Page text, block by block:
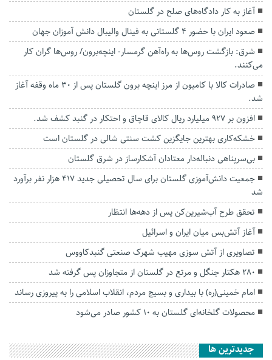
آغاز به کار دادگاه‌های صلح در گلستان
صعود ایران با حضور ۴ گلستانی به فینال والیبال دانش آموزان جهان
شرق: بازگشت روس‌ها به راه‌آهن گرمسار- اینچه‌برون/ روس‌ها گران کار
می‌کنند.
صادرات کالا با کامیون از مرز اینچه برون گلستان پس از ۳۰ ماه وقفه آغاز
شد.
افزون بر ۹۲۷ میلیارد ریال کالای قاچاق و احتکار در گنبد کشف شد.
خشکه‌کاری بهترین جایگزین کشت سنتی شالی در گلستان است
بی‌سرپناهی دنباله‌دار معتادان آشکارساز در شرق گلستان
جمعیت دانش‌آموزی گلستان برای سال تحصیلی جدید ۴۱۷ هزار نفر برآورد
شد
تحقق طرح آب‌شیرین‌کن پس از دهه‌ها انتظار
آغاز آتش‌بس میان ایران و اسرائیل
تصاویری از آتش سوزی مهیب شهرک صنعتی گنبدکاووس
۲۸۰ هکتار جنگل و مرتع در گلستان از متجاوزان پس گرفته شد
امام خمینی(ره) با بیداری و بسیج مردم، انقلاب اسلامی را به پیروزی رساند
محصولات گلخانه‌ای گلستان به ۱۰ کشور صادر می‌شود
جديدترين ها